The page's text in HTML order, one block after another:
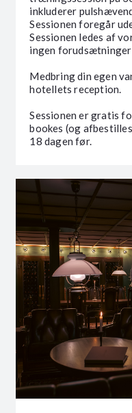
inkluderer
Sessionen foregår
Sessionen ledes af
ingen
Medbring din egen
hotellets reception.
Sessionen er gratis
bookes (og
18 dagen før.